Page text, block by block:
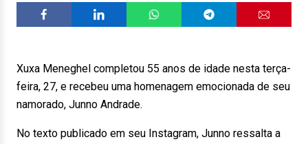
Xuxa Meneghel completou 55 anos de idade nesta terça-
feira, 27, e recebeu uma homenagem emocionada de seu
namorado, Junno Andrade.
No texto publicado em seu Instagram, Junno ressalta a